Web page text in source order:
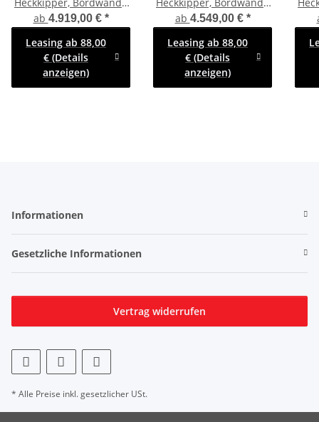
30cm -2700kg- E & H-
Pumpe - Lfh: 63cm
-195/50R13 mit Stahl -
Kastenaufsatz
ab 4.919,00 € *
Leasing ab 88,00
€ (Details
anzeigen)
30cm -2700kg- E-Pumpe
- Lfh: 63cm -195/50R13
mit Hochplane SP-Line
ab 4.549,00 € *
Leasing ab 88,00
€ (Details
anzeigen)
-
Informationen
Gesetzliche Informationen
Vertrag widerrufen
* Alle Preise inkl. gesetzlicher USt.